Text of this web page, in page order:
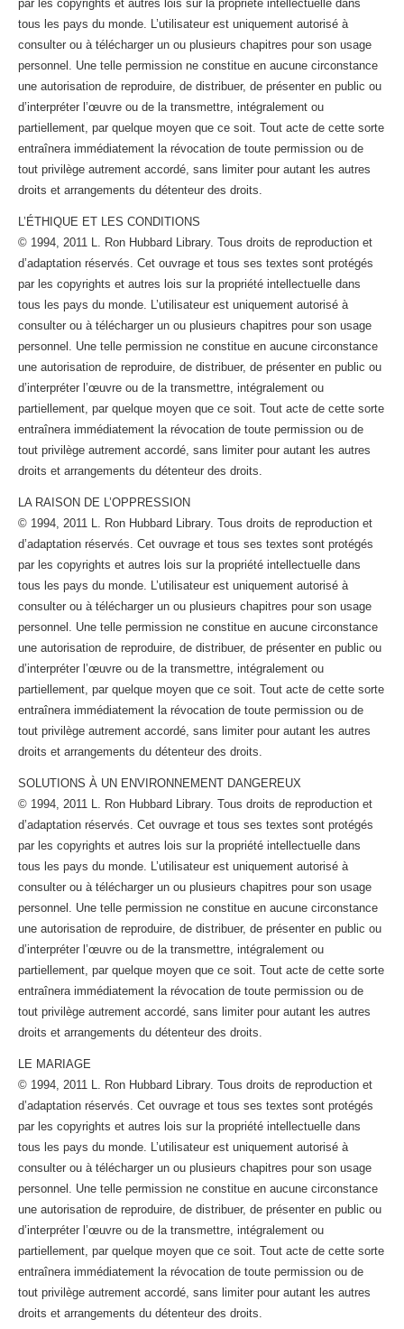
par les copyrights et autres lois sur la propriété intellectuelle dans
tous les pays du monde. L’utilisateur est uniquement autorisé à
consulter ou à télécharger un ou plusieurs chapitres pour son usage
personnel. Une telle permission ne constitue en aucune circonstance
une autorisation de reproduire, de distribuer, de présenter en public ou
d’interpréter l’œuvre ou de la transmettre, intégralement ou
partiellement, par quelque moyen que ce soit. Tout acte de cette sorte
entraînera immédiatement la révocation de toute permission ou de
tout privilège autrement accordé, sans limiter pour autant les autres
droits et arrangements du détenteur des droits.
L’ÉTHIQUE ET LES CONDITIONS
© 1994, 2011 L. Ron Hubbard Library. Tous droits de reproduction et
d’adaptation réservés. Cet ouvrage et tous ses textes sont protégés
par les copyrights et autres lois sur la propriété intellectuelle dans
tous les pays du monde. L’utilisateur est uniquement autorisé à
consulter ou à télécharger un ou plusieurs chapitres pour son usage
personnel. Une telle permission ne constitue en aucune circonstance
une autorisation de reproduire, de distribuer, de présenter en public ou
d’interpréter l’œuvre ou de la transmettre, intégralement ou
partiellement, par quelque moyen que ce soit. Tout acte de cette sorte
entraînera immédiatement la révocation de toute permission ou de
tout privilège autrement accordé, sans limiter pour autant les autres
droits et arrangements du détenteur des droits.
LA RAISON DE L’OPPRESSION
© 1994, 2011 L. Ron Hubbard Library. Tous droits de reproduction et
d’adaptation réservés. Cet ouvrage et tous ses textes sont protégés
par les copyrights et autres lois sur la propriété intellectuelle dans
tous les pays du monde. L’utilisateur est uniquement autorisé à
consulter ou à télécharger un ou plusieurs chapitres pour son usage
personnel. Une telle permission ne constitue en aucune circonstance
une autorisation de reproduire, de distribuer, de présenter en public ou
d’interpréter l’œuvre ou de la transmettre, intégralement ou
partiellement, par quelque moyen que ce soit. Tout acte de cette sorte
entraînera immédiatement la révocation de toute permission ou de
tout privilège autrement accordé, sans limiter pour autant les autres
droits et arrangements du détenteur des droits.
SOLUTIONS À UN ENVIRONNEMENT DANGEREUX
© 1994, 2011 L. Ron Hubbard Library. Tous droits de reproduction et
d’adaptation réservés. Cet ouvrage et tous ses textes sont protégés
par les copyrights et autres lois sur la propriété intellectuelle dans
tous les pays du monde. L’utilisateur est uniquement autorisé à
consulter ou à télécharger un ou plusieurs chapitres pour son usage
personnel. Une telle permission ne constitue en aucune circonstance
une autorisation de reproduire, de distribuer, de présenter en public ou
d’interpréter l’œuvre ou de la transmettre, intégralement ou
partiellement, par quelque moyen que ce soit. Tout acte de cette sorte
entraînera immédiatement la révocation de toute permission ou de
tout privilège autrement accordé, sans limiter pour autant les autres
droits et arrangements du détenteur des droits.
LE MARIAGE
© 1994, 2011 L. Ron Hubbard Library. Tous droits de reproduction et
d’adaptation réservés. Cet ouvrage et tous ses textes sont protégés
par les copyrights et autres lois sur la propriété intellectuelle dans
tous les pays du monde. L’utilisateur est uniquement autorisé à
consulter ou à télécharger un ou plusieurs chapitres pour son usage
personnel. Une telle permission ne constitue en aucune circonstance
une autorisation de reproduire, de distribuer, de présenter en public ou
d’interpréter l’œuvre ou de la transmettre, intégralement ou
partiellement, par quelque moyen que ce soit. Tout acte de cette sorte
entraînera immédiatement la révocation de toute permission ou de
tout privilège autrement accordé, sans limiter pour autant les autres
droits et arrangements du détenteur des droits.